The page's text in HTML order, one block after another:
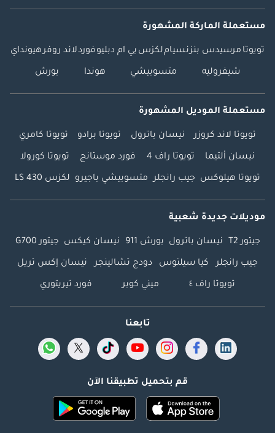
مستعملة الماركة المشهورة
تويوتا مرسيدس بنزنسياملكزس بي ام دبليوفوردلاند روفرهيونداي
شيفروليه متسوبيشي هوندا بورش
مستعملة الموديل المشهورة
تويوتا لاند كروزر نيسان باترول تويوتا برادو تويوتا كامري
نيسان ألتيما تويوتا راف 4 فورد موستانج تويوتا كورولا
تويوتا هيلوكس جيب رانجلر متسوبيشي باجيرو لكزس LS 430
موديلات جديدة شعبية
جيتور T2 نيسان باترول بورش 911 نيسان كيكس جيتور G700
جيب رانجلر كيا سيلتوس دودج تشالينجر نيسان إكس تريل
تويوتا راف ٤ ميني كوبر فورد تيريتوري
تابعنا
قم بتحميل تطبيقنا الآن